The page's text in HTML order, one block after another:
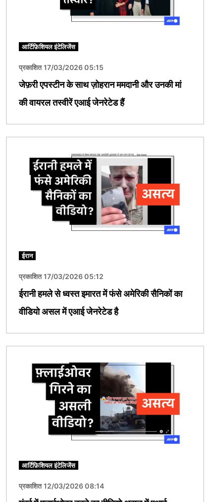
आर्टिफ़िशियल इंटेलिजेंस
प्रकाशित 17/03/2026 05:15
जेफ़री एपस्टीन के साथ ज़ोहरान ममदानी और उनकी मां
की वायरल तस्वीरें एआई जेनरेटेड हैं
ईरान
प्रकाशित 17/03/2026 05:12
ईरानी हमले से ध्वस्त इमारत में फंसे अमेरिकी सैनिकों का
वीडियो असल में एआई जेनरेटेड है
आर्टिफ़िशियल इंटेलिजेंस
प्रकाशित 12/03/2026 08:14